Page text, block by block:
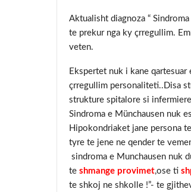
Aktualisht diagnoza “
te prekur nga ky çrregullim.
veten.
Ekspertet nuk i kane
çrregullim personaliteti..Disa
strukture spitalore si
Sindroma e Münchausen nuk
Hipokondriaket jane persona
tyre te jene ne qender te
sindroma e Munchausen nuk
te shmange provimet,ose ti
te shkoj ne shkolle !”- te